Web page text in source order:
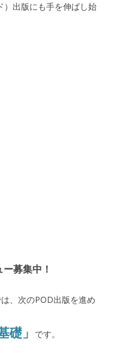
）出版にも手を伸ばし始
募集中！
、次のPOD出版を進め
礎」 です。